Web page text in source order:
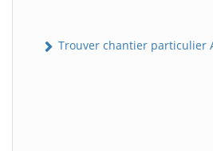
Trouver chantier particulier